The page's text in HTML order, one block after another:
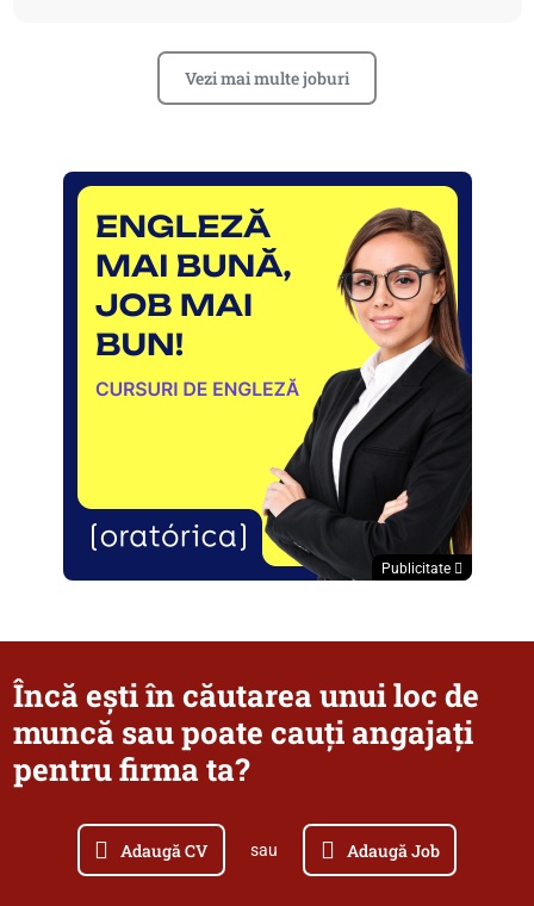
Vezi mai multe joburi
Publicitate
Încă ești în căutarea unui loc de
muncă sau poate cauți angajați
pentru firma ta?
Adaugă CV sau Adaugă Job